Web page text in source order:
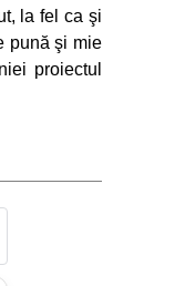
la fel ca şi
pună şi mie
proiectul